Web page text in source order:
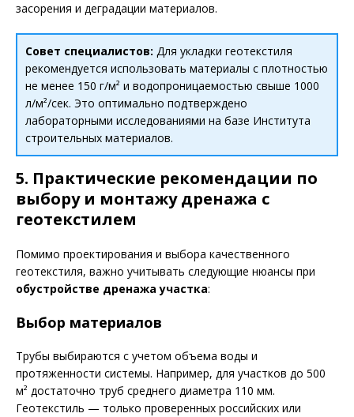
засорения и деградации материалов.
Совет специалистов: Для укладки геотекстиля
рекомендуется использовать материалы с плотностью
не менее 150 г/м² и водопроницаемостью свыше 1000
л/м²/сек. Это оптимально подтверждено
лабораторными исследованиями на базе Института
строительных материалов.
5. Практические рекомендации по
выбору и монтажу дренажа с
геотекстилем
Помимо проектирования и выбора качественного
геотекстиля, важно учитывать следующие нюансы при
обустройстве дренажа участка:
Выбор материалов
Трубы выбираются с учетом объема воды и
протяженности системы. Например, для участков до 500
м² достаточно труб среднего диаметра 110 мм.
Геотекстиль — только проверенных российских или